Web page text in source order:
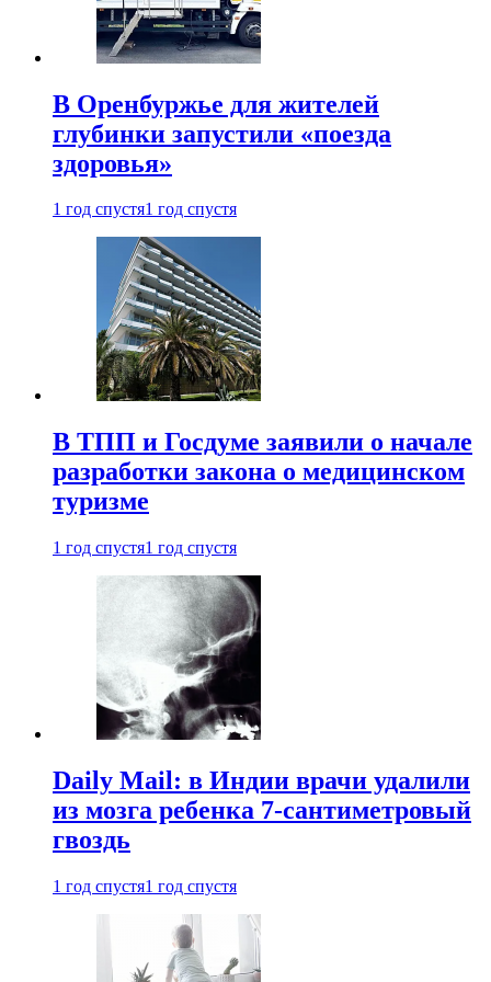
В Оренбуржье для жителей
глубинки запустили «поезда
здоровья»
1 год спустя1 год спустя
В ТПП и Госдуме заявили о начале
разработки закона о медицинском
туризме
1 год спустя1 год спустя
Daily Mail: в Индии врачи удалили
из мозга ребенка 7-сантиметровый
гвоздь
1 год спустя1 год спустя